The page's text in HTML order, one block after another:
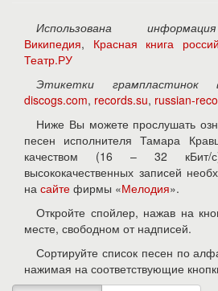
Использована
Википедия, Красная книга
Театр.РУ
Этикетки
discogs.com, records.su, russian-
Ниже Вы можете прослушать
песен исполнителя Тамара
качеством (16 – 32 кБит/
высококачественных записей
на сайте фирмы «Мелодия».
Откройте спойлер, нажав на
месте, свободном от надписей.
Сортируйте список песен по
нажимая на соответствующие